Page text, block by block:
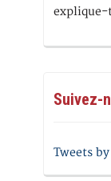
Suivez-
Tweets